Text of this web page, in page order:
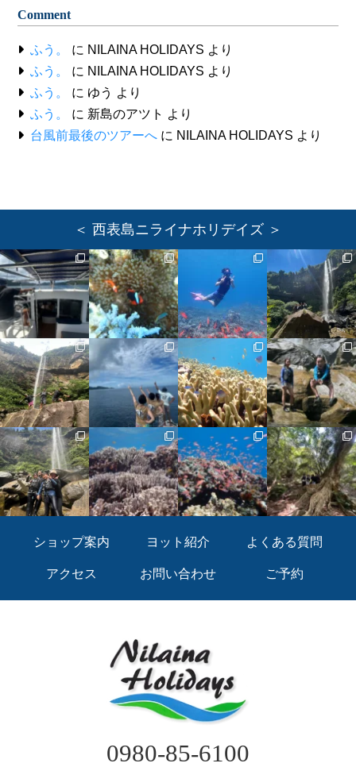
Comment
ふう。 に NILAINA HOLIDAYS より
ふう。
に NILAINA HOLIDAYS より
ふう。
に ゆう より
ふう。
に 新島のアツト より
台風前最後のツアーへ に NILAINA HOLIDAYS より
＜ 西表島ニライナホリデイズ ＞
ショップ案内 ヨット紹介 よくある質問
アクセス お問い合わせ ご予約
0980-85-6100